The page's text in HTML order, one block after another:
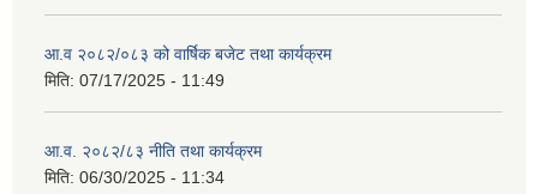
आ.व २०८२/०८३ को वार्षिक बजेट तथा कार्यक्रम
मिति: 07/17/2025 - 11:49
आ.व. २०८२/८३ नीति तथा कार्यक्रम
मिति: 06/30/2025 - 11:34